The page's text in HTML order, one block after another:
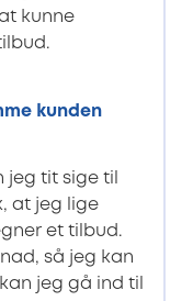
kunne
kunden
jeg tit sige til
at jeg lige
et tilbud.
så jeg kan
jeg gå ind til